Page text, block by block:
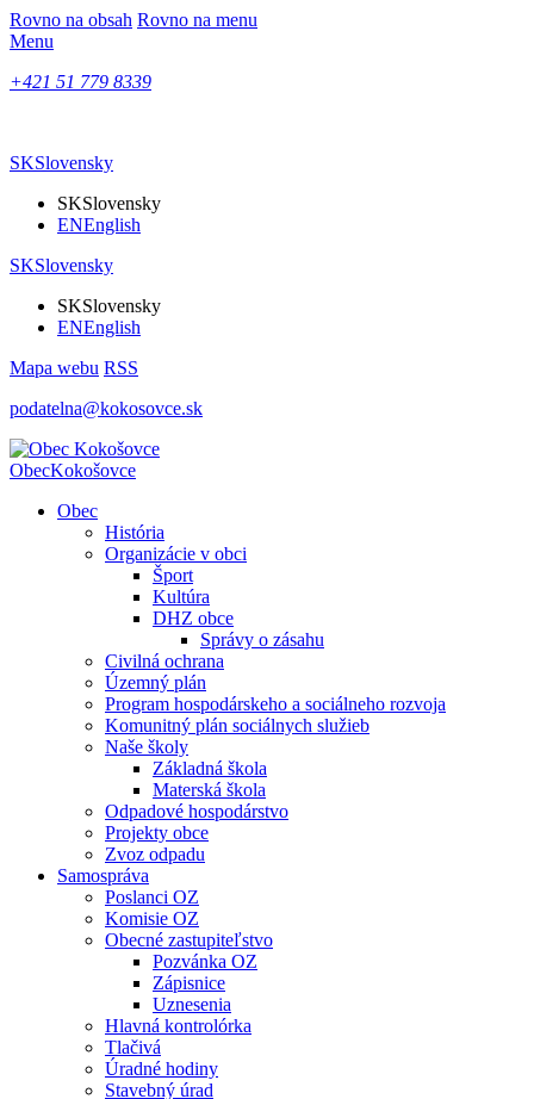
Rovno na obsah Rovno na menu
Menu
+421 51 779 8339
SKSlovensky
SKSlovensky
ENEnglish
SKSlovensky
SKSlovensky
ENEnglish
Mapa webu RSS
podatelna@kokosovce.sk
ObecKokošovce
Obec
História
Organizácie v obci
Šport
Kultúra
DHZ obce
Správy o zásahu
Civilná ochrana
Územný plán
Program hospodárskeho a sociálneho rozvoja
Komunitný plán sociálnych služieb
Naše školy
Základná škola
Materská škola
Odpadové hospodárstvo
Projekty obce
Zvoz odpadu
Samospráva
Poslanci OZ
Komisie OZ
Obecné zastupiteľstvo
Pozvánka OZ
Zápisnice
Uznesenia
Hlavná kontrolórka
Tlačivá
Úradné hodiny
Stavebný úrad